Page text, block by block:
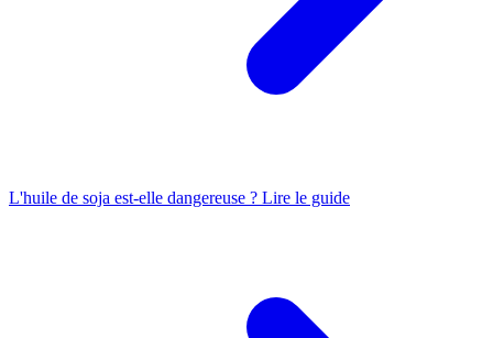
L'huile de soja est-elle dangereuse ? Lire le guide